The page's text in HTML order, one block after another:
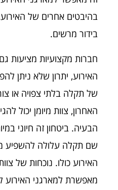
בהיבטים אחרים של האירוע,
בידור מרשים.
חברות מקצועיות מציעות
האירוע, יתרון שלא ניתן
של תקלה בלתי צפויה או
האחרון, צוות מיומן יכול
הבעיה. ביטחון זה חיוני
שם תקלה עלולה להשפיע
האירוע כולו. נוכחות של
מאפשרת למארגני האירוע